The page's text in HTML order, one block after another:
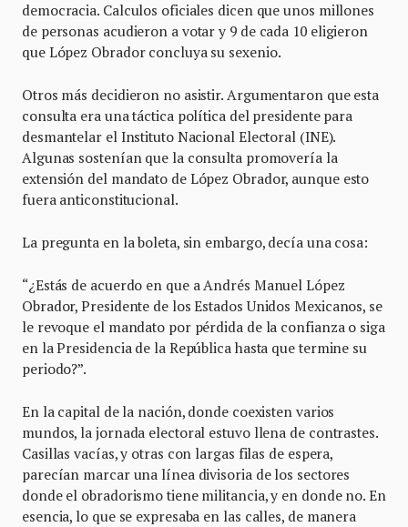
democracia. Calculos oficiales dicen que unos millones
de personas acudieron a votar y 9 de cada 10 eligieron
que López Obrador concluya su sexenio.
Otros más decidieron no asistir. Argumentaron que esta
consulta era una táctica política del presidente para
desmantelar el Instituto Nacional Electoral (INE).
Algunas sostenían que la consulta promovería la
extensión del mandato de López Obrador, aunque esto
fuera anticonstitucional.
La pregunta en la boleta, sin embargo, decía una cosa:
“¿Estás de acuerdo en que a Andrés Manuel López
Obrador, Presidente de los Estados Unidos Mexicanos, se
le revoque el mandato por pérdida de la confianza o siga
en la Presidencia de la República hasta que termine su
periodo?”.
En la capital de la nación, donde coexisten varios
mundos, la jornada electoral estuvo llena de contrastes.
Casillas vacías, y otras con largas filas de espera,
parecían marcar una línea divisoria de los sectores
donde el obradorismo tiene militancia, y en donde no. En
esencia, lo que se expresaba en las calles, de manera